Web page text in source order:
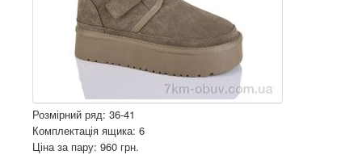
Розмірний ряд: 36-41
Комплектація ящика: 6
Ціна за пару: 960 грн.